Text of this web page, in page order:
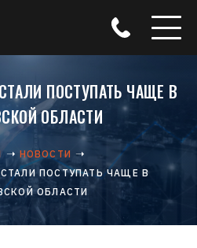
ПОСТУПАТЬ ЧАЩЕ В
ОБЛАСТИ
НОВОСТИ
ПОСТУПАТЬ ЧАЩЕ В
ОБЛАСТИ